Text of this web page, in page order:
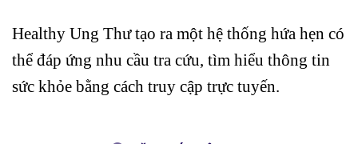
Healthy Ung Thư tạo ra một hệ thống hứa hẹn có
thể đáp ứng nhu cầu tra cứu, tìm hiểu thông tin
sức khỏe bằng cách truy cập trực tuyến.